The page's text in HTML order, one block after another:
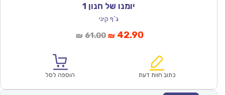
יומנו של חנון 1
ג`ף קיני
₪ 61.00המחיר
₪61.00.
₪ 42.90המחיר
הוא:
כתוב חוות דעת הוספה לסל